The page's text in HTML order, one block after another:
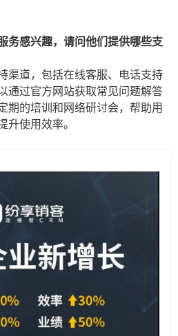
务感兴趣，请问他们提供哪些支
渠道，包括在线客服、电话支持
通过官方网站获取常见问题解答
期的培训和网络研讨会，帮助用
升使用效率。